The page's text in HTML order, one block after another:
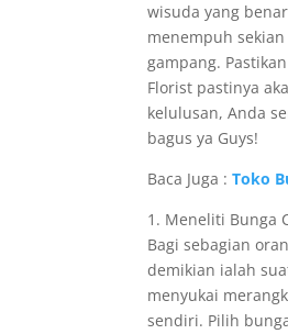
wisuda yang
menempuh
gampang.
Florist pastinya
kelulusan, Anda
bagus ya Guys!
Baca Juga :Toko
1. Meneliti Bunga
Bagi sebagian
demikian ialah
menyukai
sendiri. Pilih